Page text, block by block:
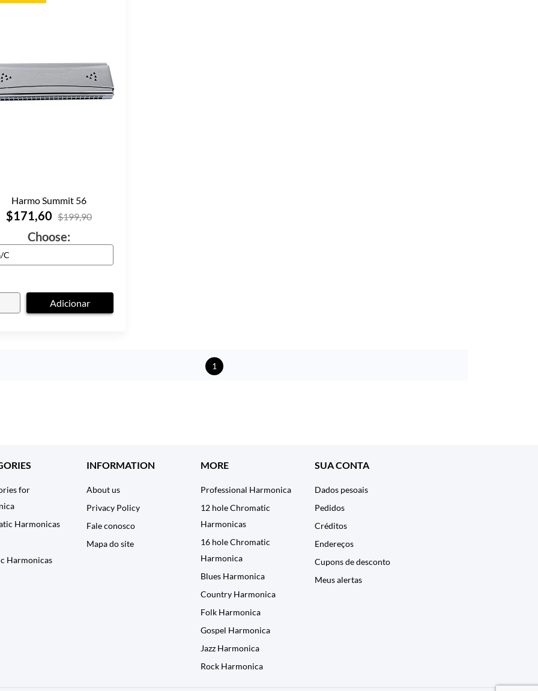
Harmo Summit 56
$171,60 $199,90
Choose:
Adicionar
1
for
Harmonicas
Harmonicas
INFORMATION
About us
Privacy Policy
Fale conosco
Mapa do site
MORE
Professional Harmonica
12 hole Chromatic
Harmonicas
16 hole Chromatic
Harmonica
Blues Harmonica
Country Harmonica
Folk Harmonica
Gospel Harmonica
Jazz Harmonica
Rock Harmonica
SUA CONTA
Dados pesoais
Pedidos
Créditos
Endereços
Cupons de desconto
Meus alertas